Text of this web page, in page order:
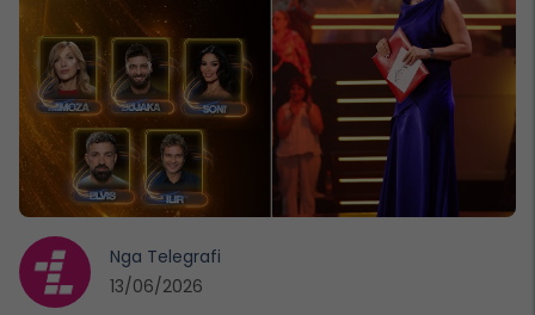
Nga Telegrafi
13/06/2026